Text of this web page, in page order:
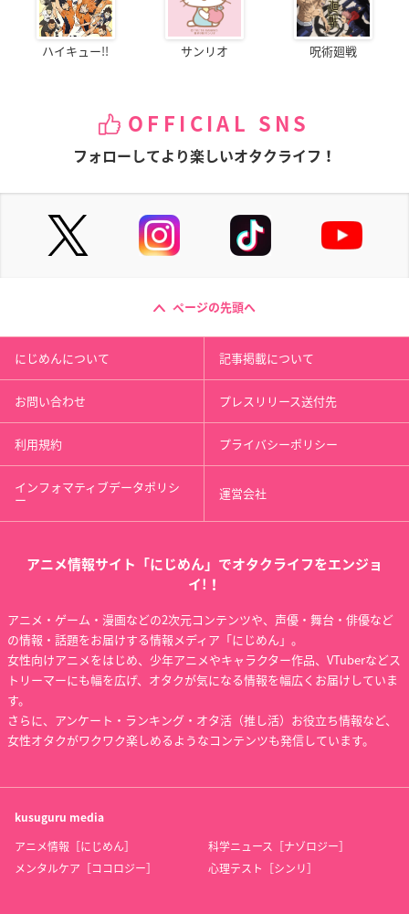
ハイキュー!! サンリオ 呪術廻戦
OFFICIAL SNS
フォローしてより楽しいオタクライフ！
ページの先頭へ
にじめんについて 記事掲載について
お問い合わせ プレスリリース送付先
利用規約 プライバシーポリシー
インフォマティブデータポリシ
ー 運営会社
アニメ情報サイト「にじめん」でオタクライフをエンジョ
イ!！
アニメ・ゲーム・漫画などの2次元コンテンツや、声優・舞台・俳優など
の情報・話題をお届けする情報メディア「にじめん」。
女性向けアニメをはじめ、少年アニメやキャラクター作品、VTuberなどス
トリーマーにも幅を広げ、オタクが気になる情報を幅広くお届けしていま
す。
さらに、アンケート・ランキング・オタ活（推し活）お役立ち情報など、
女性オタクがワクワク楽しめるようなコンテンツも発信しています。
kusuguru media
アニメ情報［にじめん］
科学ニュース［ナゾロジー］
メンタルケア［ココロジー］
心理テスト［シンリ］